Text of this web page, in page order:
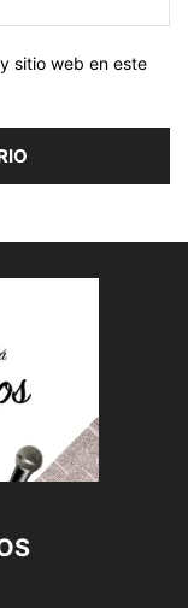
sitio web en este